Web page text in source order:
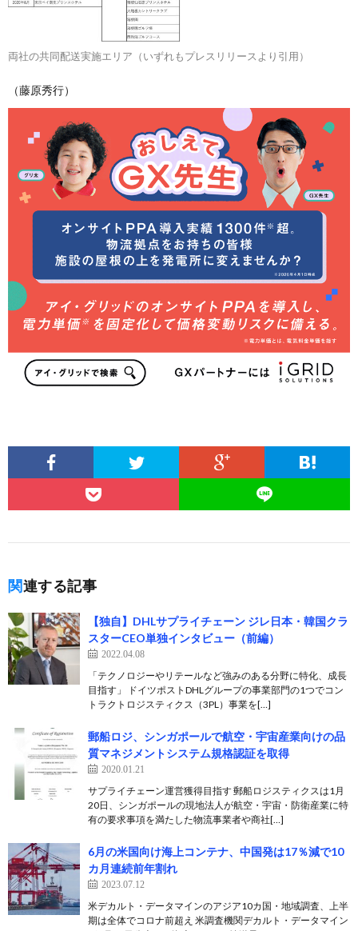
両社の共同配送実施エリア（いずれもプレスリリースより引用）
（藤原秀行）
関連する記事
【独自】DHLサプライチェーン ジレ日本・韓国クラ
スターCEO単独インタビュー（前編）
2022.04.08
「テクノロジーやリテールなど強みのある分野に特化、成長
目指す」 ドイツポストDHLグループの事業部門の1つでコン
トラクトロジスティクス（3PL）事業を[…]
郵船ロジ、シンガポールで航空・宇宙産業向けの品
質マネジメントシステム規格認証を取得
2020.01.21
サプライチェーン運営獲得目指す 郵船ロジスティクスは1月
20日、シンガポールの現地法人が航空・宇宙・防衛産業に特
有の要求事項を満たした物流事業者や商社[…]
6月の米国向け海上コンテナ、中国発は17％減で10
カ月連続前年割れ
2023.07.12
米デカルト・データマインのアジア10カ国・地域調査、上半
期は全体でコロナ前超え 米調査機関デカルト・データマイン